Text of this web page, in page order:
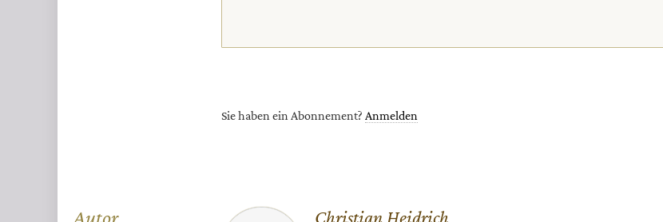
Sie haben ein Abonnement? Anmelden
Christian Heidrich